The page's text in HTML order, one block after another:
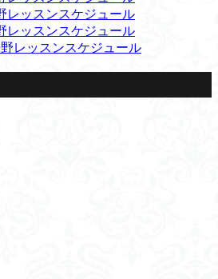
ッスンスケジュール
ッスンスケジュール
レッスンスケジュール